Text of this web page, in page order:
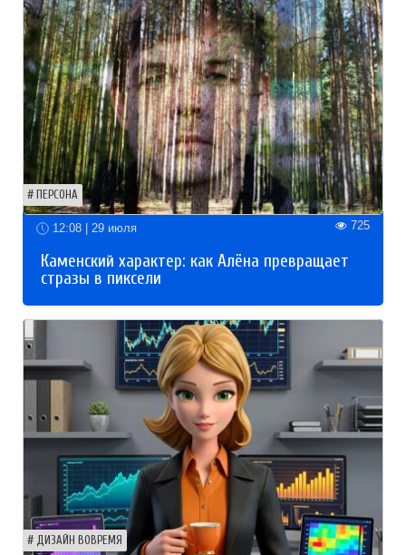
ПЕРСОНА
12:08 | 29 июля 725
Каменский характер: как Алёна превращает
стразы в пиксели
ДИЗАЙН ВОВРЕМЯ